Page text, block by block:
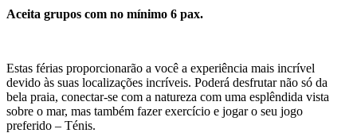
Aceita grupos com no mínimo 6 pax.
Estas férias proporcionarão a você a experiência mais incrível
devido às suas localizações incríveis. Poderá desfrutar não só da
bela praia, conectar-se com a natureza com uma esplêndida vista
sobre o mar, mas também fazer exercício e jogar o seu jogo
preferido – Ténis.